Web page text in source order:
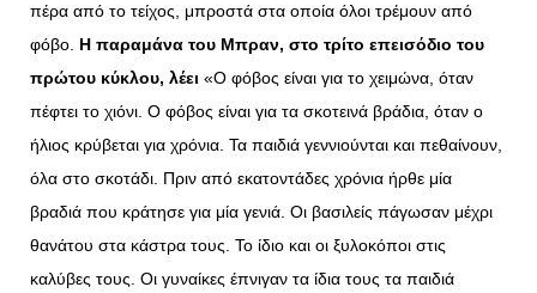
πέρα από το τείχος, μπροστά στα οποία όλοι τρέμουν από
φόβο. Η παραμάνα του Μπραν, στο τρίτο επεισόδιο του
πρώτου κύκλου, λέει «Ο φόβος είναι για το χειμώνα, όταν
πέφτει το χιόνι. Ο φόβος είναι για τα σκοτεινά βράδια, όταν ο
ήλιος κρύβεται για χρόνια. Τα παιδιά γεννιούνται και πεθαίνουν,
όλα στο σκοτάδι. Πριν από εκατοντάδες χρόνια ήρθε μία
βραδιά που κράτησε για μία γενιά. Οι βασιλείς πάγωσαν μέχρι
θανάτου στα κάστρα τους. Το ίδιο και οι ξυλοκόποι στις
καλύβες τους. Οι γυναίκες έπνιγαν τα ίδια τους τα παιδιά